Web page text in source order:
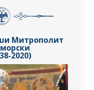
Митрополит
2020)